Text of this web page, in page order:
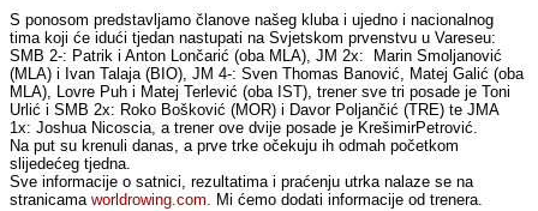
S ponosom predstavljamo članove našeg kluba i ujedno i nacionalnog
tima koji će idući tjedan nastupati na Svjetskom prvenstvu u Vareseu:
SMB 2-: Patrik i Anton Lončarić (oba MLA), JM 2x: Marin Smoljanović
(MLA) i Ivan Talaja (BIO), JM 4-: Sven Thomas Banović, Matej Galić (oba
MLA), Lovre Puh i Matej Terlević (oba IST), trener sve tri posade je Toni
Urlić i SMB 2x: Roko Bošković (MOR) i Davor Poljančić (TRE) te JMA
1x: Joshua Nicoscia, a trener ove dvije posade je KrešimirPetrović.
Na put su krenuli danas, a prve trke očekuju ih odmah početkom
slijedećeg tjedna.
Sve informacije o satnici, rezultatima i praćenju utrka nalaze se na
stranicamaworldrowing.com. Mi ćemo dodati informacije od trenera.